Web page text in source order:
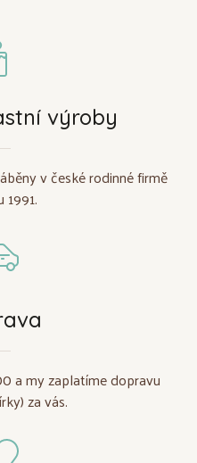
výroby
v české rodinné firmě
a my zaplatíme dopravu
za vás.